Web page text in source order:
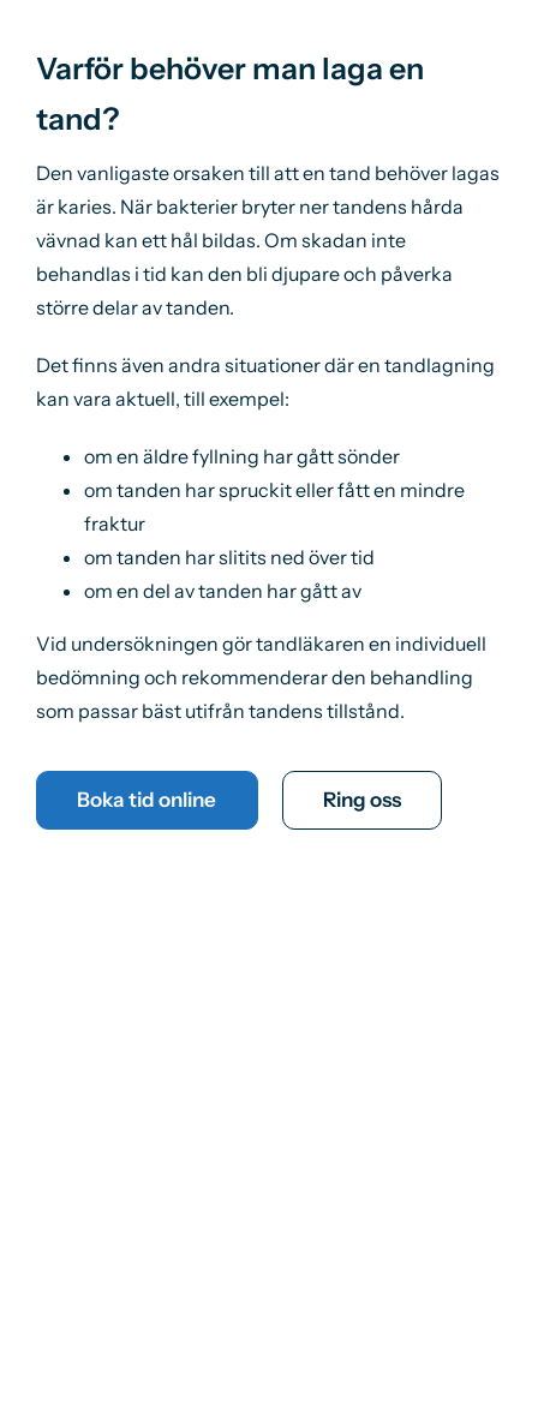
Varför behöver man laga en
tand?
Den vanligaste orsaken till att en tand behöver lagas
är karies. När bakterier bryter ner tandens hårda
vävnad kan ett hål bildas. Om skadan inte
behandlas i tid kan den bli djupare och påverka
större delar av tanden.
Det finns även andra situationer där en tandlagning
kan vara aktuell, till exempel:
om en äldre fyllning har gått sönder
om tanden har spruckit eller fått en mindre
fraktur
om tanden har slitits ned över tid
om en del av tanden har gått av
Vid undersökningen gör tandläkaren en individuell
bedömning och rekommenderar den behandling
som passar bäst utifrån tandens tillstånd.
Boka tid online Ring oss